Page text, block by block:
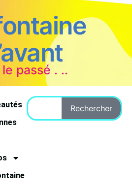
passé . ..
Rechercher